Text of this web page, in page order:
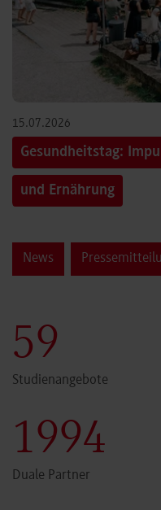
15.07.2026
Gesundheitstag:
und Ernährung
News
60
Studienangebote
2000
Duale Partner